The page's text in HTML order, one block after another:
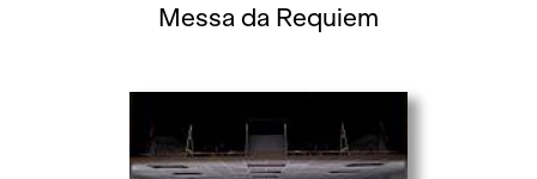
Messa da Requiem